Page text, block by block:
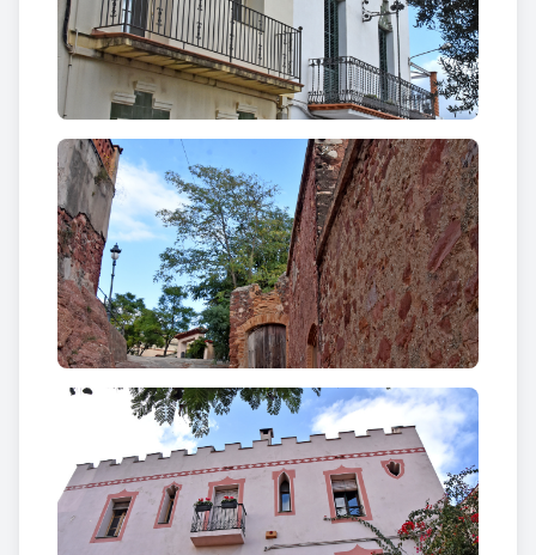
pertany a algunes de les batalles que es van viure a
Pallejà durant la Guerra del Francès (1808-1814).